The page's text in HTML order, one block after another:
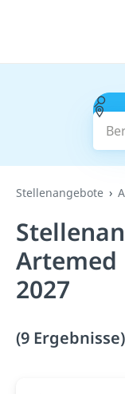
Stellenangebote
Artemed
2027
(9 Ergebnisse)